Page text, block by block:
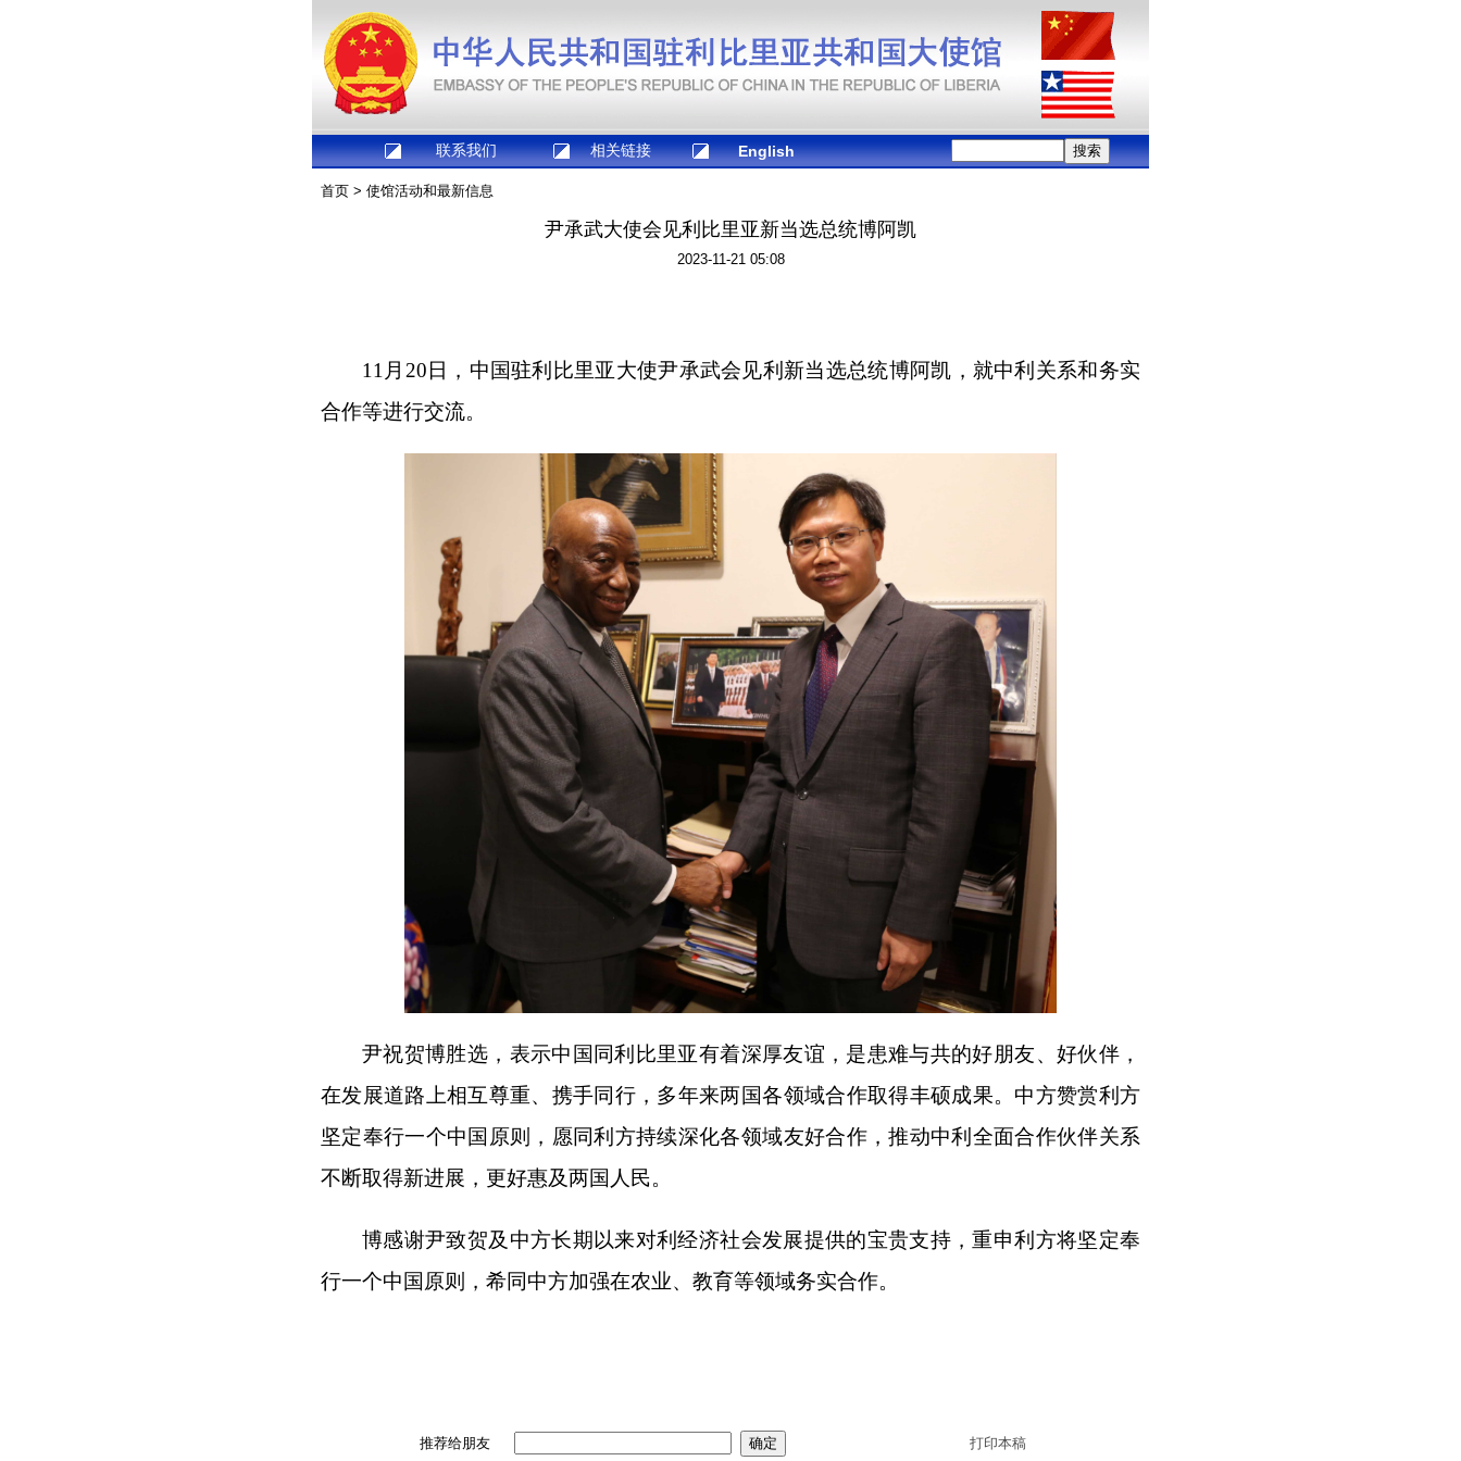
联系我们 相关链接 English
首页 > 使馆活动和最新信息
尹承武大使会见利比里亚新当选总统博阿凯
2023-11-21 05:08
11月20日，中国驻利比里亚大使尹承武会见利新当选总统博阿凯，就中利关系和务实
合作等进行交流。
尹祝贺博胜选，表示中国同利比里亚有着深厚友谊，是患难与共的好朋友、好伙伴，
在发展道路上相互尊重、携手同行，多年来两国各领域合作取得丰硕成果。中方赞赏利方
坚定奉行一个中国原则，愿同利方持续深化各领域友好合作，推动中利全面合作伙伴关系
不断取得新进展，更好惠及两国人民。
博感谢尹致贺及中方长期以来对利经济社会发展提供的宝贵支持，重申利方将坚定奉
行一个中国原则，希同中方加强在农业、教育等领域务实合作。
推荐给朋友 打印本稿